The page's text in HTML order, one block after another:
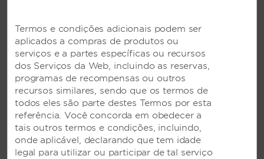
Serviços de telefonia
Jantar e entretenimento
Bar/Lounge
Serviço de catering
Cafeteria
Restaurante
Termos e condições adicionais podem ser
aplicados a compras de produtos ou
serviços e a partes específicas ou recursos
dos Serviços da Web, incluindo as reservas,
programas de recompensas ou outros
recursos similares, sendo que os termos de
todos eles são parte destes Termos por esta
referência. Você concorda em obedecer a
tais outros termos e condições, incluindo,
onde aplicável, declarando que tem idade
legal para utilizar ou participar de tal serviço